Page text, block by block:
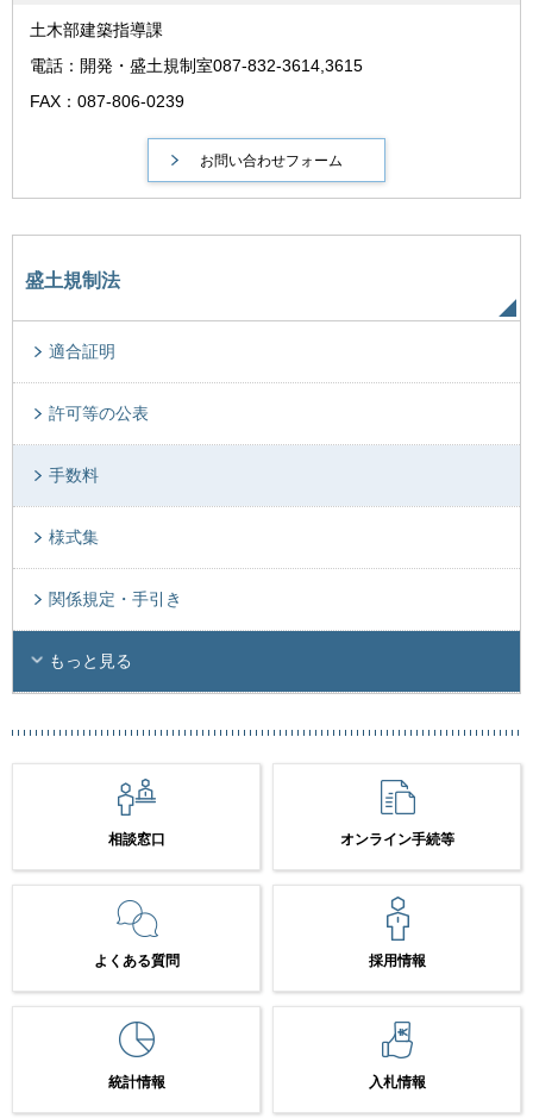
土木部建築指導課
電話：開発・盛土規制室087-832-3614,3615
FAX：087-806-0239
盛土規制法
適合証明
許可等の公表
手数料
様式集
関係規定・手引き
もっと見る
相談窓口 オンライン手続等
よくある質問 採用情報
統計情報 入札情報